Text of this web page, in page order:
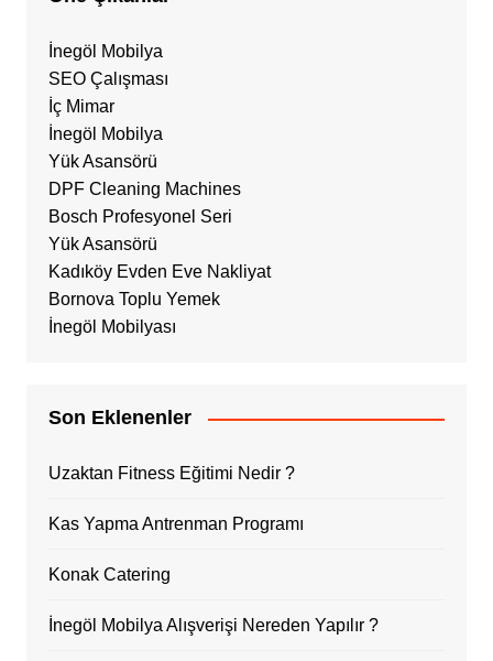
İnegöl Mobilya
SEO Çalışması
İç Mimar
İnegöl Mobilya
Yük Asansörü
DPF Cleaning Machines
Bosch Profesyonel Seri
Yük Asansörü
Kadıköy Evden Eve Nakliyat
Bornova Toplu Yemek
İnegöl Mobilyası
Son Eklenenler
Uzaktan Fitness Eğitimi Nedir ?
Kas Yapma Antrenman Programı
Konak Catering
İnegöl Mobilya Alışverişi Nereden Yapılır ?